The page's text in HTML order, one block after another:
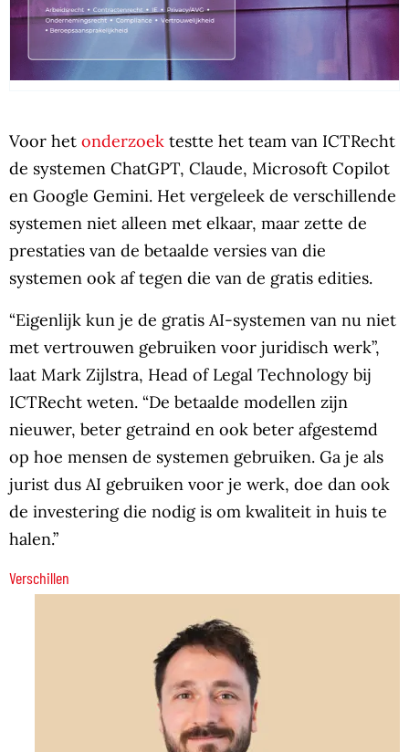
Voor het onderzoek testte het team van ICTRecht
de systemen ChatGPT, Claude, Microsoft Copilot
en Google Gemini. Het vergeleek de verschillende
systemen niet alleen met elkaar, maar zette de
prestaties van de betaalde versies van die
systemen ook af tegen die van de gratis edities.
“Eigenlijk kun je de gratis AI-systemen van nu niet
met vertrouwen gebruiken voor juridisch werk”,
laat Mark Zijlstra, Head of Legal Technology bij
ICTRecht weten. “De betaalde modellen zijn
nieuwer, beter getraind en ook beter afgestemd
op hoe mensen de systemen gebruiken. Ga je als
jurist dus AI gebruiken voor je werk, doe dan ook
de investering die nodig is om kwaliteit in huis te
halen.”
Verschillen